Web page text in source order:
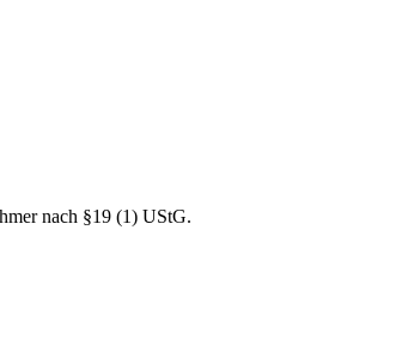
nach §19 (1) UStG.